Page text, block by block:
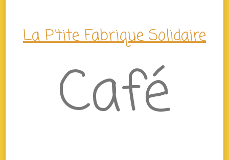
La P'tite Fabrique Solidaire
Café